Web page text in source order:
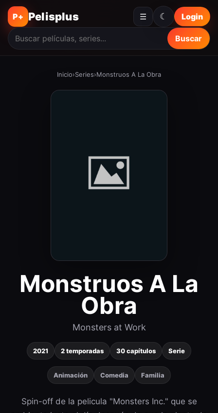
P+ Pelisplus ☰
Buscar
Login
☾
Inicio›Series›Monstruos A La Obra
Monstruos A La
Obra
Monsters at Work
2021 2 temporadas 30 capítulos Serie
Animación Comedia Familia
Spin-off de la pelicula "Monsters Inc." que se